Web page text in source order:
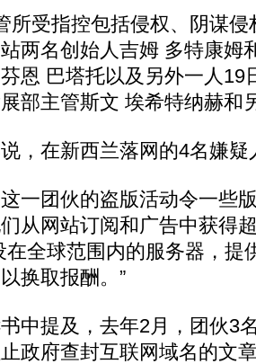
受指控包括侵权、阴谋侵
两名创始人吉姆 多特康姆
恩 巴塔托以及另外一人19
部主管斯文 埃希特纳赫和
在新西兰落网的4名嫌疑
团伙的盗版活动令一些
从网站订阅和广告中获得
在全球范围内的服务器，提
换取报酬。”
提及，去年2月，团伙3
政府查封互联网域名的文